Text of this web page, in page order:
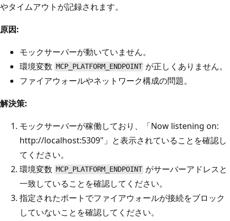
やタイムアウトが記録されます。
原因:
モックサーバーが動いていません。
環境変数 MCP_PLATFORM_ENDPOINT が正しくありません。
ファイアウォールやネットワーク構成の問題。
解決策:
モックサーバーが稼働しており、「Now listening on:
http://localhost:5309"」と表示されていることを確認し
てください。
環境変数 MCP_PLATFORM_ENDPOINT がサーバーアドレスと
一致していることを確認してください。
指定されたポートでファイアウォールが接続をブロック
していないことを確認してください。